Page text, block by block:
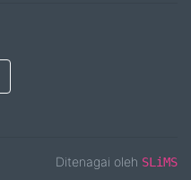
Ditenagai oleh SLiMS